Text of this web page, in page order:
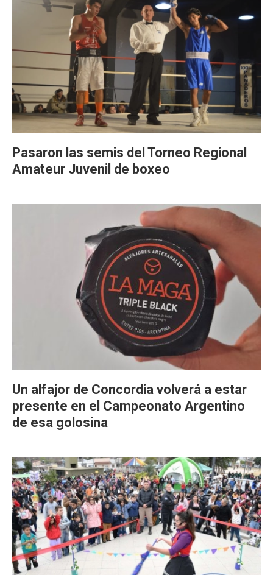
Pasaron las semis del Torneo Regional
Amateur Juvenil de boxeo
Un alfajor de Concordia volverá a estar
presente en el Campeonato Argentino
de esa golosina